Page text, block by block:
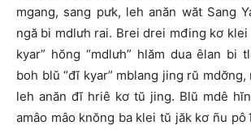
mgang, sang pưk, leh anăn wăt Sang
ngă bi mdlưh rai. Brei drei mđing kơ
kyar” hŏng “mdlưh” hlăm dua êlan bi
boh blŭ “đĭ kyar” mblang jing rŭ mdơ̆ng,
leh anăn đĭ hriê kơ tŭ jing. Blŭ mdê
amâo mâo knŏng ba klei tŭ jăk kơ ñu pô